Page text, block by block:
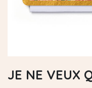
JE NE VEUX